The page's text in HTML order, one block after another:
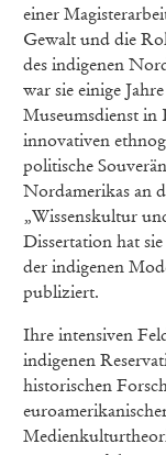
einer
Gewalt und die
des indigenen
war sie einige
Museumsdienst in
innovativen
politische
Nordamerikas an
„Wissenskultur
Dissertation hat
der indigenen
publiziert.
Ihre intensiven
indigenen
historischen